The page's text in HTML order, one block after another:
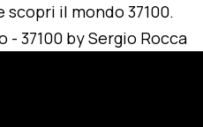
scopri il mondo 37100.